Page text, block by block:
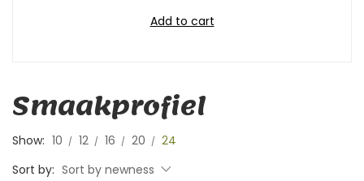
Add to cart
Smaakprofiel
Show: 10 12 16 20
24
Sort by: Sort by newness